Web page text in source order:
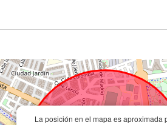
La posición en el mapa es aproximada